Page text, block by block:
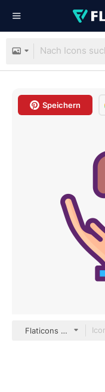
Speichern
Flaticons Lineal Color